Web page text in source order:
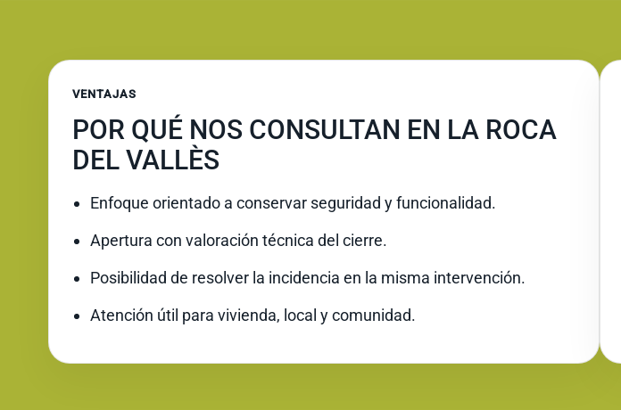
VENTAJAS
POR QUÉ NOS CONSULTAN EN LA ROCA
DEL VALLÈS
Enfoque orientado a conservar seguridad y funcionalidad.
Apertura con valoración técnica del cierre.
Posibilidad de resolver la incidencia en la misma intervención.
Atención útil para vivienda, local y comunidad.